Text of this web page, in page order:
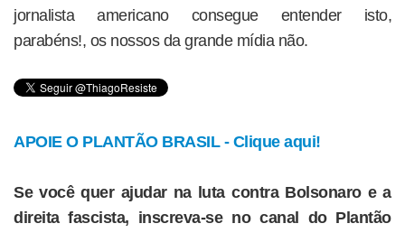
jornalista americano consegue entender isto,
parabéns!, os nossos da grande mídia não.
APOIE O PLANTÃO BRASIL - Clique aqui!
Se você quer ajudar na luta contra Bolsonaro e a
direita fascista, inscreva-se no canal do Plantão